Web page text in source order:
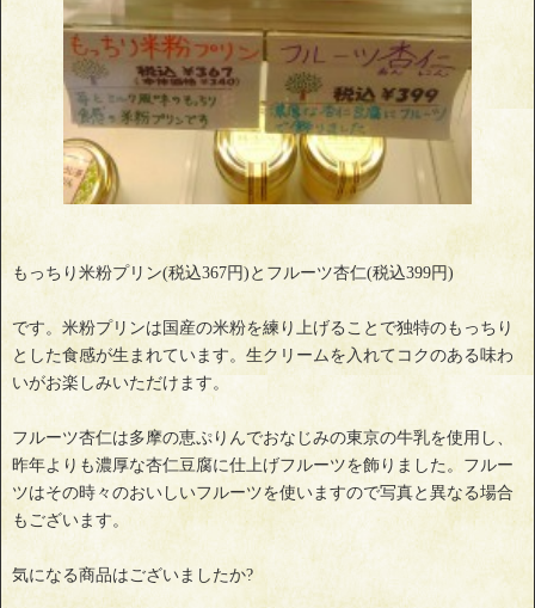
もっちり米粉プリン(税込367円)とフルーツ杏仁(税込399円)
です。米粉プリンは国産の米粉を練り上げることで独特のもっちり
とした食感が生まれています。生クリームを入れてコクのある味わ
いがお楽しみいただけます。
フルーツ杏仁は多摩の恵ぷりんでおなじみの東京の牛乳を使用し、
昨年よりも濃厚な杏仁豆腐に仕上げフルーツを飾りました。フルー
ツはその時々のおいしいフルーツを使いますので写真と異なる場合
もございます。
気になる商品はございましたか?